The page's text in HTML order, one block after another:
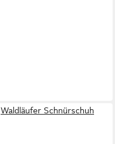
Waldläufer Schnürschuh